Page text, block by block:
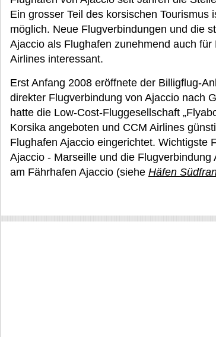
Ein grosser Teil des korsischen
möglich. Neue Flugverbindungen und die
Ajaccio als Flughafen zunehmend auch
Airlines interessant.
Erst Anfang 2008 eröffnete der Billigflug-
direkter Flugverbindung von Ajaccio nach
hatte die Low-Cost-Fluggesellschaft
Korsika angeboten und CCM Airlines
Flughafen Ajaccio eingerichtet. Wichtigste
Ajaccio - Marseille und die
am Fährhafen Ajaccio (siehe Häfen